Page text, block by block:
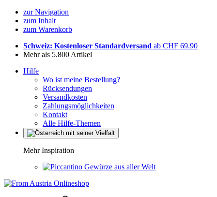
zur Navigation
zum Inhalt
zum Warenkorb
Schweiz: Kostenloser Standardversand ab CHF 69.90
Mehr als 5.800 Artikel
Hilfe
Wo ist meine Bestellung?
Rücksendungen
Versandkosten
Zahlungsmöglichkeiten
Kontakt
Alle Hilfe-Themen
Mehr Inspiration
Gewürze aus aller Welt